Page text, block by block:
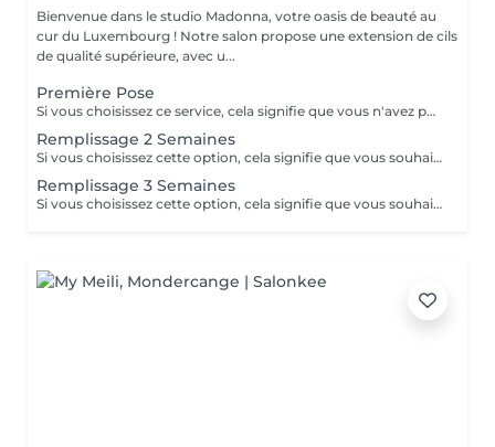
Bienvenue dans le studio Madonna, votre oasis de beauté au
cur du Luxembourg ! Notre salon propose une extension de cils
de qualité supérieure, avec u...
Première Pose
Si vous choisissez ce service, cela signifie que vous n'avez pas d'extensions de cils et que vous n'avez pas fait de lash lift au cours du dernier mois. Veuillez venir sans mascara.
Remplissage 2 Semaines
Si vous choisissez cette option, cela signifie que vous souhaitez uniquement un remplissage, que vous avez déjà des extensions de cils faites dans notre salon, que vous voulez le même type d'extensions, et que vous n'avez pas appliqué de mascara.
Remplissage 3 Semaines
Si vous choisissez cette option, cela signifie que vous souhaitez uniquement un remplissage, que vous avez déjà des extensions de cils faites dans notre salon, que vous voulez le même type d'extensions, et que vous n'avez pas appliqué de mascara.